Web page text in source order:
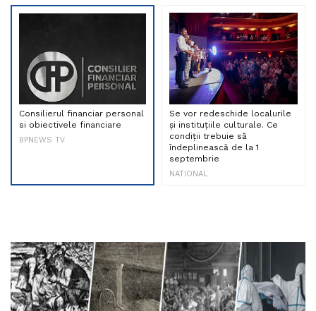
Consilierul financiar personal
si obiectivele financiare
BPNEWS TV
Se vor redeschide localurile
și instituțiile culturale. Ce
condiții trebuie să
îndeplinească de la 1
septembrie
NATIONAL